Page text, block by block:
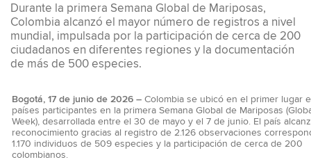
Durante la primera Semana Global de Mariposas,
Colombia alcanzó el mayor número de registros a nivel
mundial, impulsada por la participación de cerca de 200
ciudadanos en diferentes regiones y la documentación
de más de 500 especies.
Bogotá, 17 de junio de 2026 – Colombia se ubicó en el primer lugar
países participantes en la primera Semana Global de Mariposas
Week), desarrollada entre el 30 de mayo y el 7 de junio. El país
reconocimiento gracias al registro de 2.126 observaciones
1.170 individuos de 509 especies y la participación de cerca de 200
colombianos.